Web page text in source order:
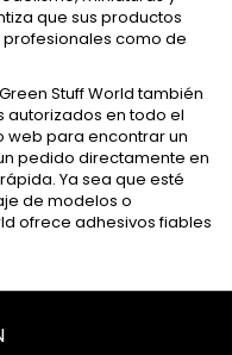
que sus productos
como de
Stuff World también
autorizados en todo el
web para encontrar un
pedido directamente en
Ya sea que esté
de modelos o
ofrece adhesivos fiables